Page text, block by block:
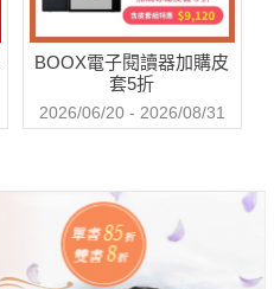
BOOX電子閱讀器加購皮
套5折
2026/06/20 - 2026/08/31